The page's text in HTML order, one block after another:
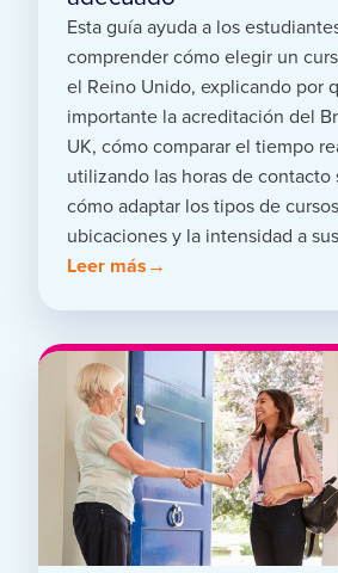
Esta guía ayuda a los
comprender cómo elegir un
el Reino Unido, explicando por
importante la acreditación del
UK, cómo comparar el tiempo
utilizando las horas de contacto
cómo adaptar los tipos de
ubicaciones y la intensidad a
Leer más